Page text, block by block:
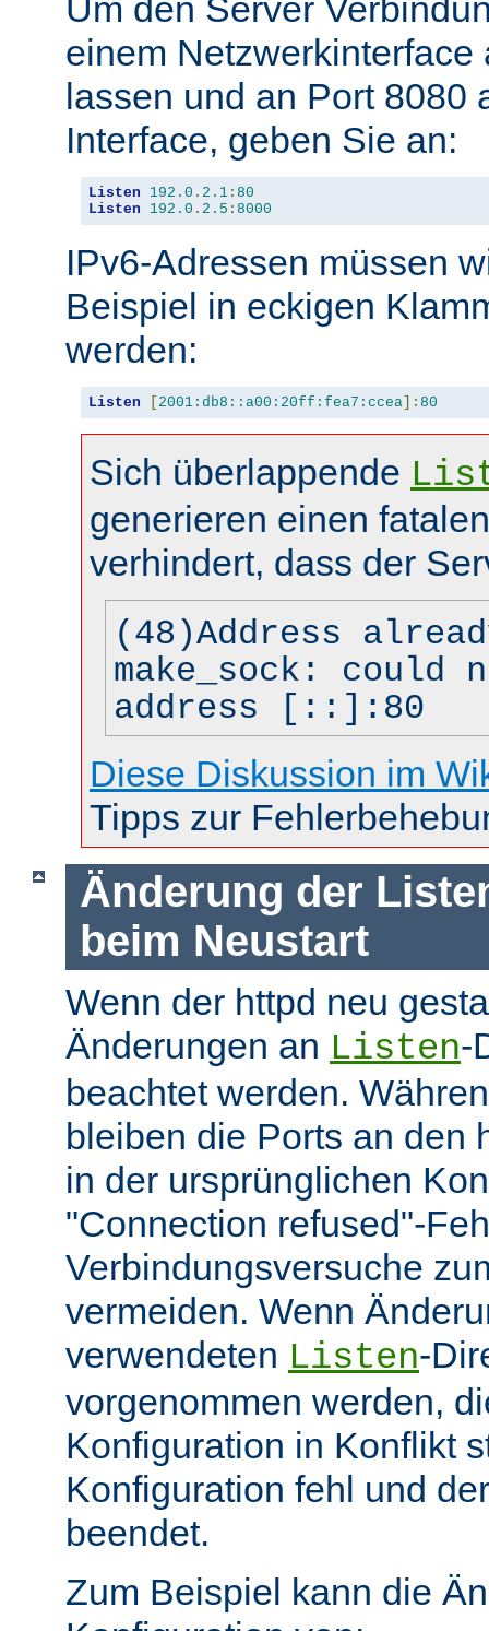
Um den Server
einem Netzwerkinterface
lassen und an Port 8080
Interface, geben Sie an:
Listen 192.0 . 2.1 : 80
Listen
192.0 . 2.5 : 8000
IPv6-Adressen müssen
Beispiel in eckigen
werden:
Listen [ 2001:db8::a00:20ff:fea7:ccea]: 80
Sich überlappende
generieren einen
verhindert, dass der
(48)Address
make_sock: could
address [::]:80
Diese Diskussion im
Tipps zur
Änderung der
beim Neustart
Wenn der httpd neu
Änderungen an Listen-
beachtet werden.
bleiben die Ports an den
in der ursprünglichen
"Connection refused"-
Verbindungsversuche
vermeiden. Wenn
verwendeten Listen-
vorgenommen werden,
Konfiguration in Konflikt
Konfiguration fehl und
beendet.
Zum Beispiel kann die